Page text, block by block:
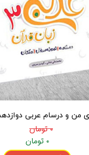
من و درسام عربی
۰ تومان
۰ تومان